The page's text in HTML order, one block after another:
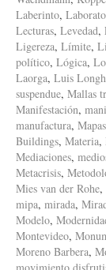
Laberinto,
Lecturas, Levedad,
Ligereza, Límite,
político, Lógica,
Laorga, Luis
suspendue, Mallas
Manifestación,
manufactura, Mapas
Buildings, Materia,
Mediaciones,
Metacrisis,
Mies van der Rohe,
mipa, mirada,
Modelo,
Montevideo,
Moreno Barbera,